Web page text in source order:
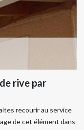
rive par
recourir au service
de cet élément dans